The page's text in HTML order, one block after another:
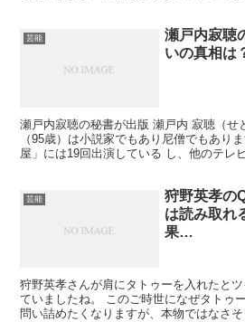
芸能
瀬戸内寂聴
いの真相は
瀬戸内寂聴の秘書が出版 瀬戸内 寂聴（せ
（95歳）は小説家でもあり尼僧でもあり
屋」には19回出演している し、他のテレ
芸能
狩野英孝の
は読み取れ
果…
狩野英孝さんが肩にタトゥーを入れたと
ていましたね。 このご時世になぜタトゥ
問い詰めたくなりますが、本物ではなさ